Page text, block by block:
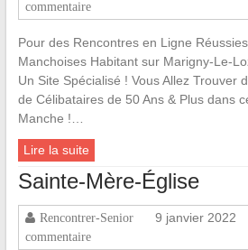
commentaire
Pour des Rencontres en Ligne
Manchoises Habitant sur Marigny-Le-
Un Site Spécialisé ! Vous Allez Trouver
de Célibataires de 50 Ans & Plus dans
Manche !…
Lire la suite
Sainte-Mère-Église
Rencontrer-Senior 9 janvier 2022
commentaire